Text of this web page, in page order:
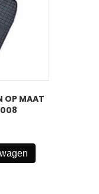
OP MAAT